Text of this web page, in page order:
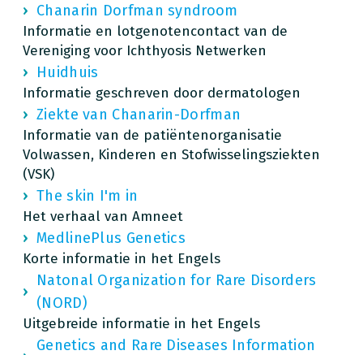
Chanarin Dorfman syndroom
Informatie en lotgenotencontact van de
Vereniging voor Ichthyosis Netwerken
Huidhuis
Informatie geschreven door dermatologen
Ziekte van Chanarin-Dorfman
Informatie van de patiëntenorganisatie
Volwassen, Kinderen en Stofwisselingsziekten
(VSK)
The skin I'm in
Het verhaal van Amneet
MedlinePlus Genetics
Korte informatie in het Engels
Natonal Organization for Rare Disorders
(NORD)
Uitgebreide informatie in het Engels
Genetics and Rare Diseases Information